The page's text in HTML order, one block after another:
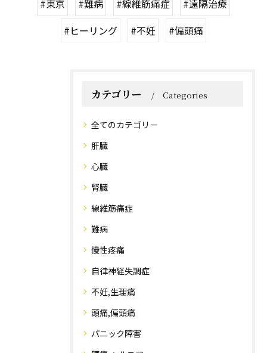
#東京
#難病 #線維筋痛症
#遠隔治療
#ヒーリング
#不妊 #偏頭痛
カテゴリー Categories
全てのカテゴリー
肝臓
心臓
腎臓
線維筋痛症
難病
慢性疼痛
自律神経失調症
不妊,生理痛
頭痛,偏頭痛
パニック障害